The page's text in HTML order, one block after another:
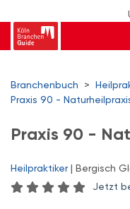
Branchenbuch >
Praxis 90 -
Praxis 90 -
Heilpraktiker| Bergisch
Jetzt